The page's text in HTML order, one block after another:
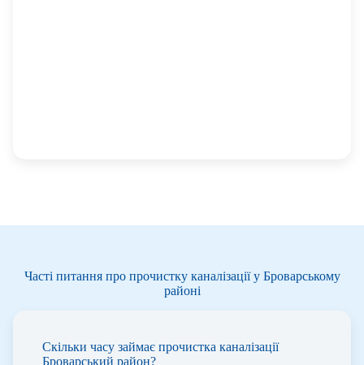
Часті питання про прочистку каналізації у Броварському
районі
Скільки часу займає прочистка каналізації
Броварський район?